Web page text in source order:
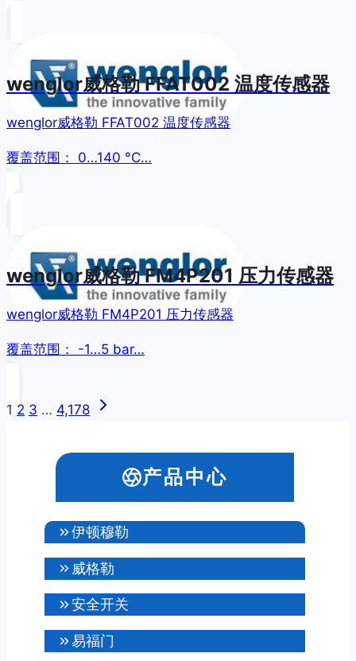
wenglor威格勒 FFAT002 温度传感器
wenglor威格勒 FFAT002 温度传感器
覆盖范围： 0…140 °C…
wenglor威格勒 FM4P201 压力传感器
wenglor威格勒 FM4P201 压力传感器
覆盖范围： -1…5 bar…
页
1 2 3 … 4,178
下
产品中心
伊顿穆勒
威格勒
安全开关
易福门